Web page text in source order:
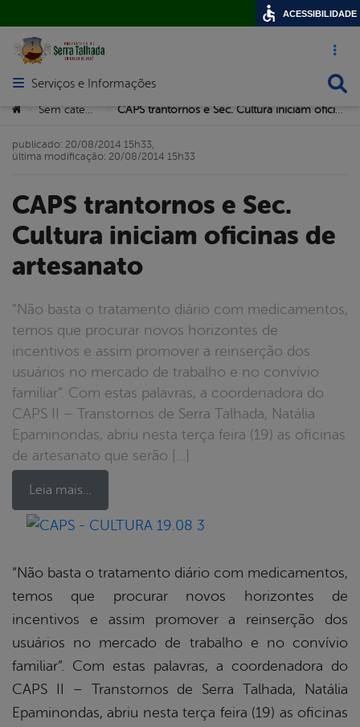
Acesso
Abrir menu principal de navegação
Serviços e Informações
Você está aqui:
> >
CAPS trantornos e Sec.
Cultura iniciam oficinas de
artesanato
“Não basta o tratamento diário com medicamentos,
temos que procurar novos horizontes de
incentivos e assim promover a reinserção dos
usuários no mercado de trabalho e no convívio
familiar”. Com estas palavras, a coordenadora do
CAPS II – Transtornos de Serra Talhada, Natália
Epaminondas, abriu nesta terça feira (19) as oficinas
de artesanato que serão […]
Leia mais…
publicado: 20/08/2014 15h33,
última modificação: 20/08/2014 15h33
“Não basta o tratamento diário com medicamentos,
temos que procurar novos horizontes de
incentivos e assim promover a reinserção dos
usuários no mercado de trabalho e no convívio
familiar”. Com estas palavras, a coordenadora do
CAPS II – Transtornos de Serra Talhada, Natália
Epaminondas, abriu nesta terça feira (19) as oficinas
ACESSIBILIDADE